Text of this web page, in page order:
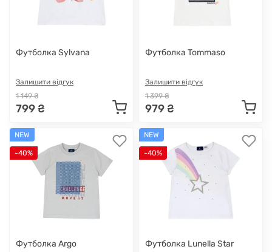
Футболка Sylvana
Залишити відгук
1 149 ₴
799 ₴
Футболка Tommaso
Залишити відгук
1 399 ₴
979 ₴
NEW
-40%
Футболка Argo
NEW
-40%
Футболка Lunella Star